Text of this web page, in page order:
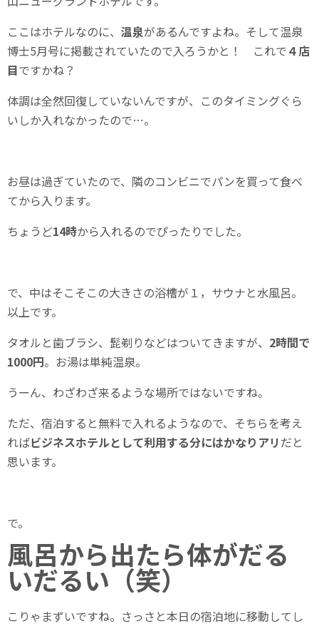
ここはホテルなのに、 温泉があるんですよね。そして温泉
博士5月号に掲載されていたので入ろうかと！ これで４店
目ですかね？
体調は全然回復していないんですが、このタイミングぐら
いしか入れなかったので…。
お昼は過ぎていたので、隣のコンビニでパンを買って食べ
てから入ります。
ちょうど14時から入れるのでぴったりでした。
で、中はそこそこの大きさの浴槽が１，サウナと水風呂。
以上です。
タオルと歯ブラシ、髭剃りなどはついてきますが、 2時間で
1000円。お湯は単純温泉。
うーん、わざわざ来るような場所ではないですね。
ただ、宿泊すると無料で入れるようなので、そちらを考え
ればビジネスホテルとして利用する分にはかなりアリだと
思います。
で。
風呂から出たら体がだる
いだるい（笑）
こりゃまずいですね。さっさと本日の宿泊地に移動してし